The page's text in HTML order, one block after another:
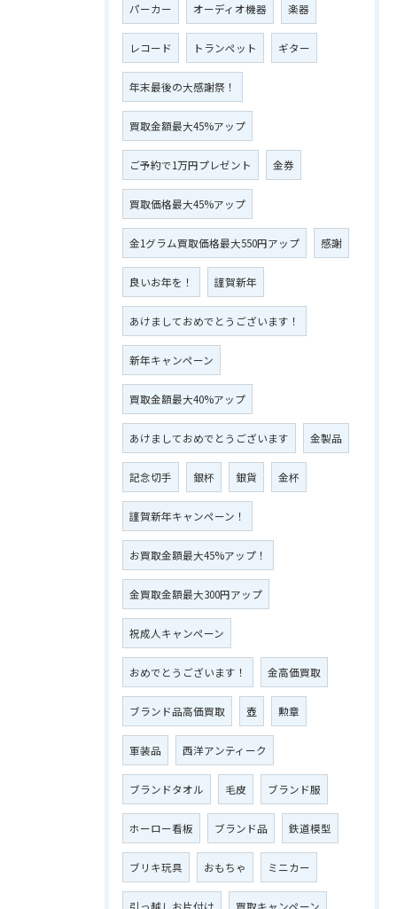
パーカー オーディオ機器 楽器
レコード トランペット ギター
年末最後の大感謝祭！
買取金額最大45%アップ
ご予約で1万円プレゼント 金券
買取価格最大45%アップ
金1グラム買取価格最大550円アップ 感謝
良いお年を！ 謹賀新年
あけましておめでとうございます！
新年キャンペーン
買取金額最大40%アップ
あけましておめでとうございます 金製品
記念切手 銀杯 銀貨 金杯
謹賀新年キャンペーン！
お買取金額最大45%アップ！
金買取金額最大300円アップ
祝成人キャンペーン
おめでとうございます！ 金高価買取
ブランド品高価買取 壺 勲章
軍装品 西洋アンティーク
ブランドタオル 毛皮 ブランド服
ホーロー看板 ブランド品 鉄道模型
ブリキ玩具 おもちゃ ミニカー
引っ越しお片付け 買取キャンペーン